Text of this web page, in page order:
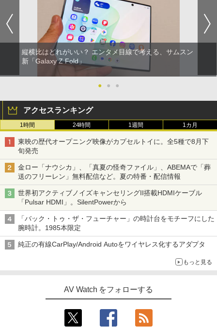
縦横比はどれがいい？ エンタメ目線で考える、サムスン
新「Galaxy Z Fold」
● ● ●
アクセスランキング
1時間 24時間 1週間 1カ月
東映の歴代オープニング映像がカプセルトイに。全5種で8月下
旬発売
金ロー「ナウシカ」、「真夏の怪奇ファイル」、ABEMAで「葬
送のフリーレン」無料配信など。夏の特番・配信情報
世界初アクティブノイズキャンセリングII搭載HDMIケーブル
「Pulsar HDMI」。SilentPowerから
「バック・トゥ・ザ・フューチャー」の時計台をモチーフにした
腕時計。1985本限定
純正の有線CarPlay/Android Autoをワイヤレス化するアダプタ
もっと見る
AV Watch をフォローする